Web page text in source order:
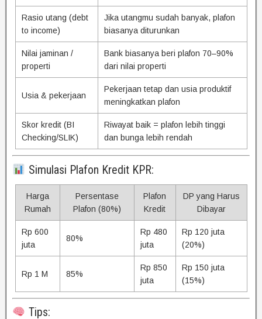
Rasio utang (debt
to income)
Jika utangmu sudah banyak, plafon
biasanya diturunkan
Nilai jaminan /
properti
Bank biasanya beri plafon 70–90%
dari nilai properti
Usia & pekerjaan
Pekerjaan tetap dan usia produktif
meningkatkan plafon
Skor kredit (BI
Checking/SLIK)
Riwayat baik = plafon lebih tinggi
dan bunga lebih rendah
Simulasi Plafon Kredit KPR:
Harga
Rumah
Persentase
Plafon (80%)
Plafon
Kredit
DP yang Harus
Dibayar
Rp 600
juta
80%
Rp 480
juta
Rp 120 juta
(20%)
Rp 1 M 85%
Rp 850
juta
Rp 150 juta
(15%)
Tips: